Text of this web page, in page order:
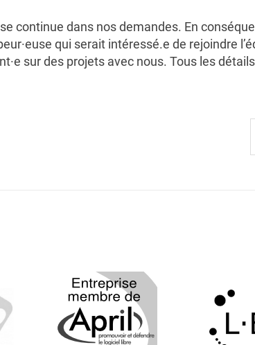
continue dans nos demandes. En
qui serait intéressé.e de rejoindre
sur des projets avec nous. Tous les